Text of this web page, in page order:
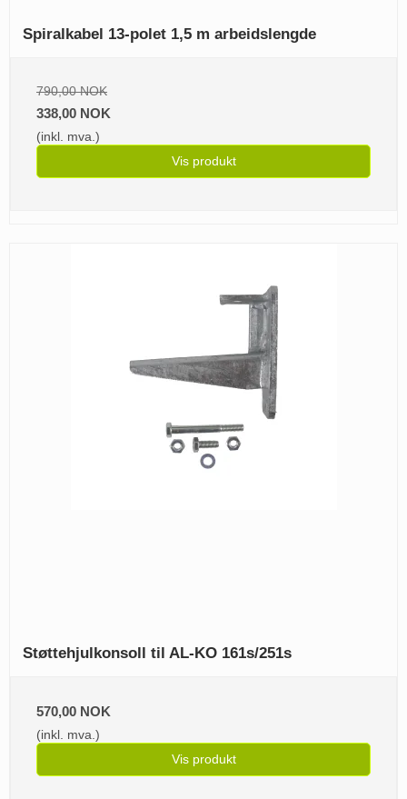
Spiralkabel 13-polet 1,5 m arbeidslengde
790,00 NOK
338,00 NOK
(inkl. mva.)
Vis produkt
Støttehjulkonsoll til AL-KO 161s/251s
570,00 NOK
(inkl. mva.)
Vis produkt